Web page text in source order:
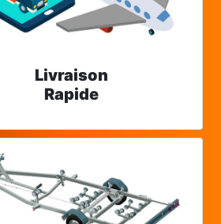
Livraison
Rapide